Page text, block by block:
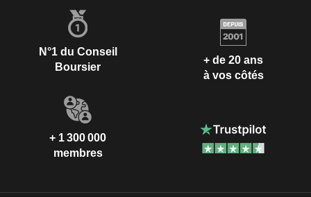
N°1 du Conseil
Boursier
+ de 20 ans
à vos côtés
+ 1 300 000
membres